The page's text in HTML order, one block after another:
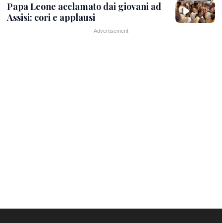
Papa Leone acclamato dai giovani ad
Assisi: cori e applausi